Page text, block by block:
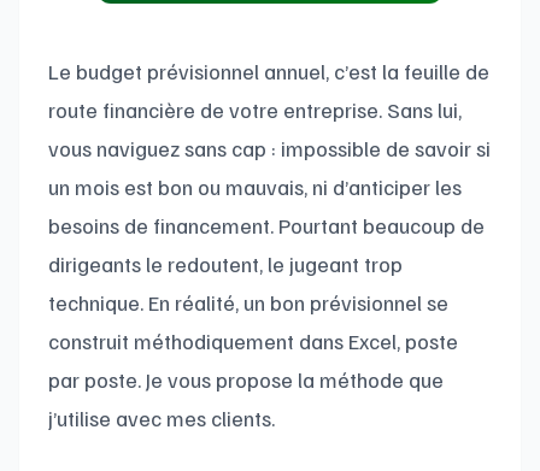
Le budget prévisionnel annuel, c’est la feuille de
route financière de votre entreprise. Sans lui,
vous naviguez sans cap : impossible de savoir si
un mois est bon ou mauvais, ni d’anticiper les
besoins de financement. Pourtant beaucoup de
dirigeants le redoutent, le jugeant trop
technique. En réalité, un bon prévisionnel se
construit méthodiquement dans Excel, poste
par poste. Je vous propose la méthode que
j’utilise avec mes clients.